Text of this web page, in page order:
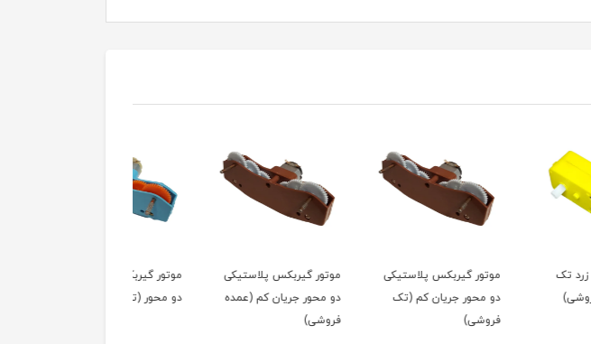
موتور گیربکس پلاستیکی
دو محور جریان کم (تک
موتور گیربکس پلاستیکی
دو محور جریان کم (عمده
موتور گیربکس پلاستیکی
دو محور (تک فروشی)